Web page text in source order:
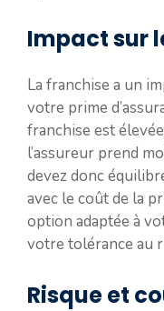
Impact sur
La franchise a un
votre prime
franchise est
l’assureur prend
devez donc
avec le coût de la
option adaptée à
votre tolérance au
Risque et